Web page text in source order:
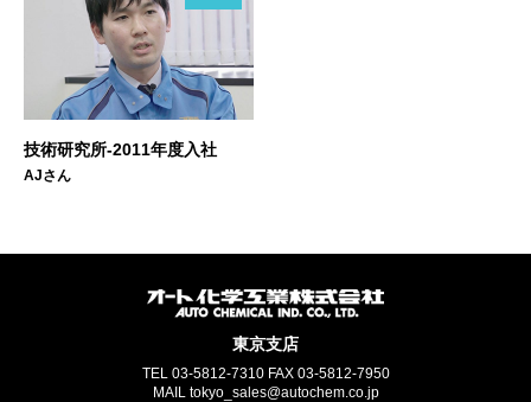
技術研究所-2011年度入社
AJさん
東京支店
TEL 03-5812-7310FAX 03-5812-7950
MAIL tokyo_sales@autochem.co.jp